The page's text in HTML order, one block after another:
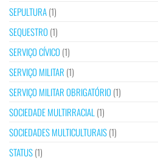
SEPULTURA(1)
SEQUESTRO (1)
SERVIÇO CÍVICO (1)
SERVIÇO MILITAR (1)
SERVIÇO MILITAR OBRIGATÓRIO (1)
SOCIEDADE MULTIRRACIAL (1)
SOCIEDADES MULTICULTURAIS(1)
STATUS(1)